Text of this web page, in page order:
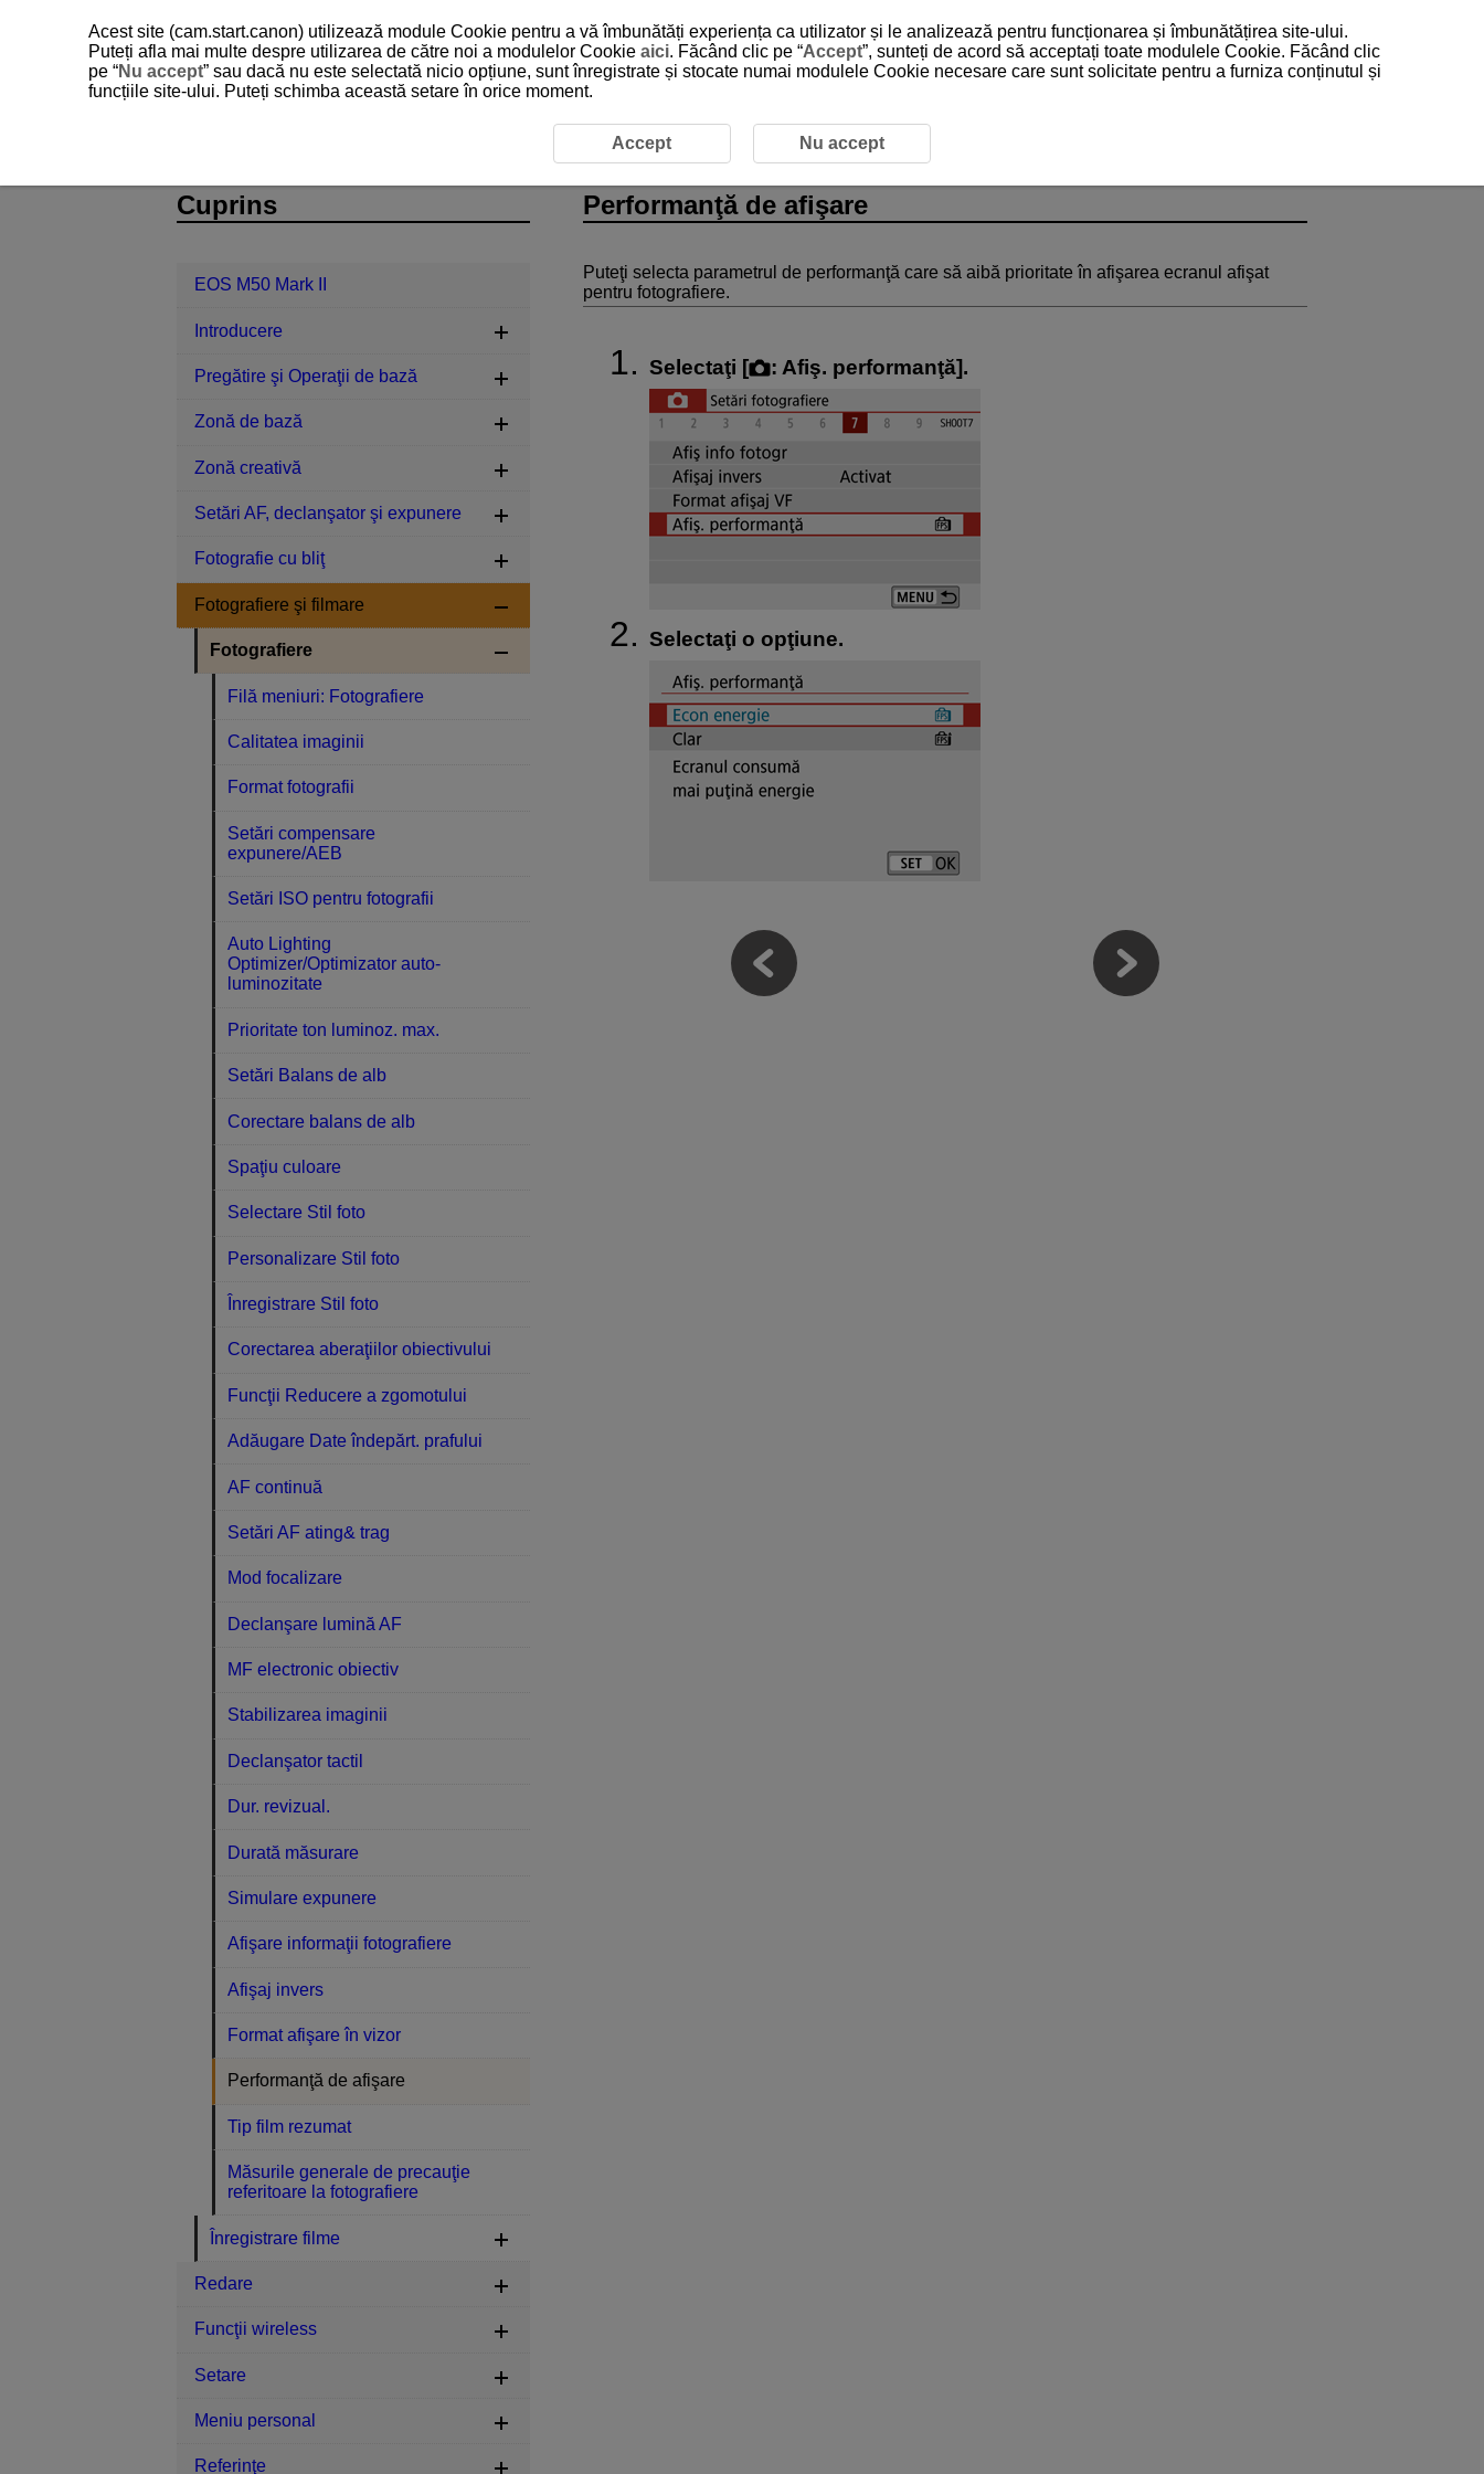
EOS M50 Mark II
Performanţă de afişare
Puteţi selecta parametrul de performanţă care să aibă prioritate în afişarea ecranul afişat
pentru fotografiere.
Selectaţi [ : Afiş. performanţă].
Selectaţi o opţiune.
Cuprins
EOS M50 Mark II
Introducere
Pregătire şi Operaţii de bază
Zonă de bază
Zonă creativă
Setări AF, declanşator şi expunere
Fotografie cu bliţ
Fotografiere şi filmare
Fotografiere
Filă meniuri: Fotografiere
Calitatea imaginii
Format fotografii
Setări compensare
expunere/AEB
Setări ISO pentru fotografii
Auto Lighting
Optimizer/Optimizator auto-
luminozitate
Prioritate ton luminoz. max.
Setări Balans de alb
Corectare balans de alb
Spaţiu culoare
Selectare Stil foto
Personalizare Stil foto
Înregistrare Stil foto
Corectarea aberaţiilor obiectivului
Funcţii Reducere a zgomotului
Adăugare Date îndepărt. prafului
AF continuă
Setări AF ating& trag
Mod focalizare
Declanşare lumină AF
MF electronic obiectiv
Stabilizarea imaginii
Declanşator tactil
Dur. revizual.
Durată măsurare
Simulare expunere
Afişare informaţii fotografiere
Afişaj invers
Format afişare în vizor
Performanţă de afişare
Tip film rezumat
Măsurile generale de precauţie
referitoare la fotografiere
Înregistrare filme
Redare
Funcţii wireless
Setare
Meniu personal
Referinţe
Acest site (cam.start.canon) utilizează module Cookie pentru a vă îmbunătăți experiența ca utilizator și le analizează pentru funcționarea și îmbunătățirea site-ului.
Puteți afla mai multe despre utilizarea de către noi a modulelor Cookie aici. Făcând clic pe “Accept”, sunteți de acord să acceptați toate modulele Cookie. Făcând clic
pe “Nu accept” sau dacă nu este selectată nicio opțiune, sunt înregistrate și stocate numai modulele Cookie necesare care sunt solicitate pentru a furniza conținutul și
funcțiile site-ului. Puteți schimba această setare în orice moment.
Accept Nu accept